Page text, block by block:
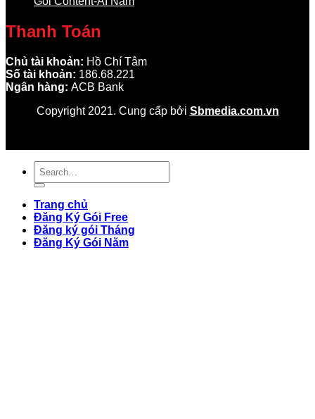
Thanh Toán
Chủ tài khoản: Hồ Chí Tâm
Số tài khoản: 186.68.221
Ngân hàng: ACB Bank
Copyright 2021. Cung cấp bởi Sbmedia.com.vn
Trang chủ
Đăng Ký Gói Free
Đăng ký gói Tháng
Đăng Ký Gói Năm